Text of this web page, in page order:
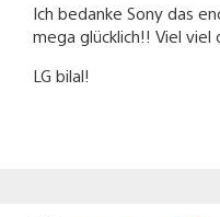
Ich bedanke Sony das
mega glücklich!! Viel viel
LG bilal!